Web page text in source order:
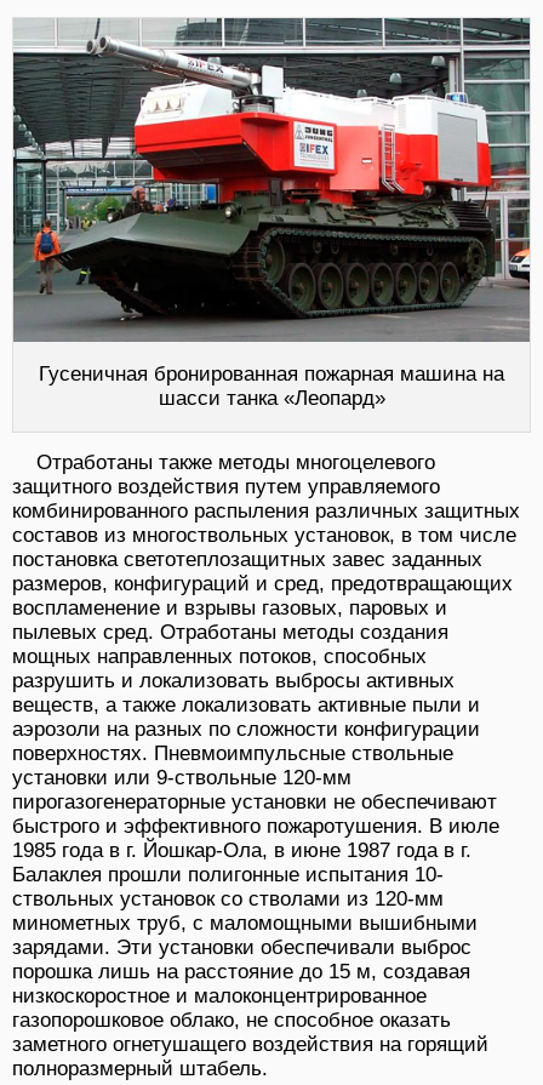
Гусеничная бронированная пожарная машина на
шасси танка «Леопард»
Отработаны также методы многоцелевого
защитного воздействия путем управляемого
комбинированного распыления различных защитных
составов из многоствольных установок, в том числе
постановка светотеплозащитных завес заданных
размеров, конфигураций и сред, предотвращающих
воспламенение и взрывы газовых, паровых и
пылевых сред. Отработаны методы создания
мощных направленных потоков, способных
разрушить и локализовать выбросы активных
веществ, а также локализовать активные пыли и
аэрозоли на разных по сложности конфигурации
поверхностях. Пневмоимпульсные ствольные
установки или 9-ствольные 120-мм
пирогазогенераторные установки не обеспечивают
быстрого и эффективного пожаротушения. В июле
1985 года в г. Йошкар-Ола, в июне 1987 года в г.
Балаклея прошли полигонные испытания 10-
ствольных установок со стволами из 120-мм
минометных труб, с маломощными вышибными
зарядами. Эти установки обеспечивали выброс
порошка лишь на расстояние до 15 м, создавая
низкоскоростное и малоконцентрированное
газопорошковое облако, не способное оказать
заметного огнетушащего воздействия на горящий
полноразмерный штабель.